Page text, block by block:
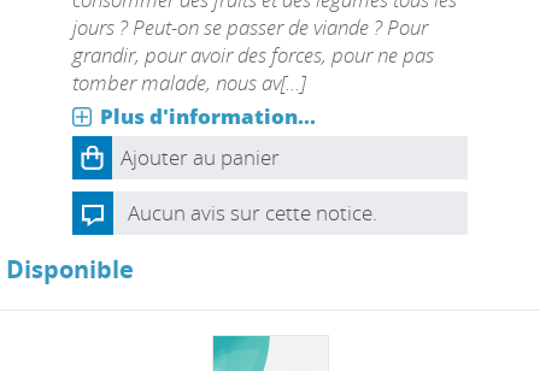
jours ? Peut-on se passer de viande ? Pour
grandir, pour avoir des forces, pour ne pas
tomber malade, nous av[...]
Plus d'information...
Ajouter au panier
Aucun avis sur cette notice.
Disponible